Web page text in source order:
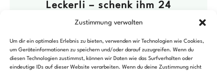
Zustimmung verwalten
Um dir ein optimales Erlebnis zu bieten, verwenden wir Technologien wie Cookies,
um Geräteinformationen zu speichern und/oder darauf zuzugreifen. Wenn du
diesen Technologien zustimmst, können wir Daten wie das Surfverhalten oder
eindeutige IDs auf dieser Website verarbeiten. Wenn du deine Zustimmung nicht
Leckerli – schenk ihm 24
Herzensmomente!
Jeden Tag ein Leckerli? Klingt nett – ist aber
meist weder kreativ noch besonders gesund.